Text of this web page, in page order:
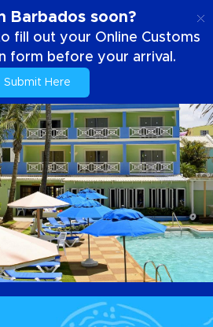
Barbados soon?
fill out your Online Customs
form before your arrival.
Submit Here